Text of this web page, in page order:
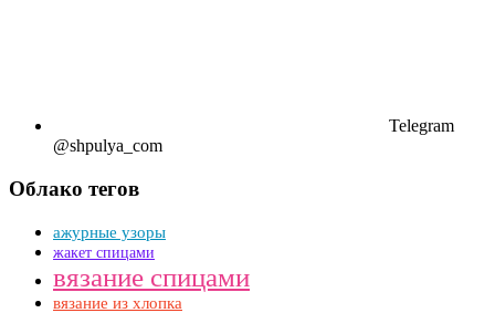
Telegram
@shpulya_com
Облако тегов
ажурные узоры
жакет спицами
вязание спицами
вязание из хлопка